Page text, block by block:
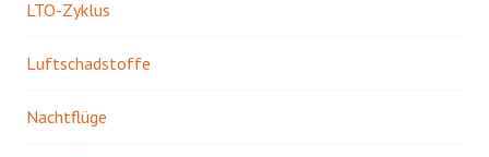
LTO-Zyklus
Luftschadstoffe
Nachtflüge